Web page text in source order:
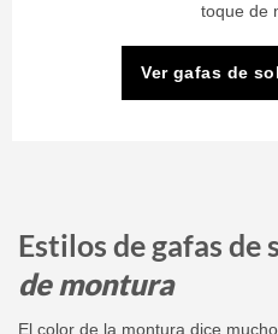
toque de
Ver gafas de
Estilos de gafas de
de montura
El color de la montura dice